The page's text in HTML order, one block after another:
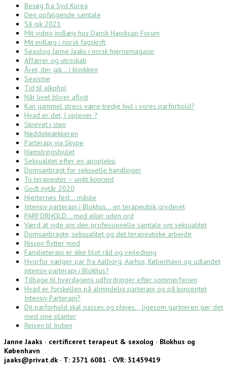
Besøg fra Syd Korea
Den opfølgende samtale
Så gik 2021
Mit video indlæg hos Dansk Handicap Forum
Mit indlæg i norsk fagskrift
Sexolog Janne Jaaks i norsk hjernemagasin
Affærer og utroskab
Året, der gik… i klinikken
Sexisme
Tid til alkohol
Når livet bliver aflyst
Kan gammel stress være tredje hjul i vores parforhold?
Hvad er det, I oplever ?
Skrevet i sten
Nøddeknækkeren
Parterapi via Skype
Hamstringshjulet
Seksualitet efter en apopleksi
Domsanbragt for seksuelle handlinger
To terapeuter – unikt koncept
Godt nytår 2020
Hjerternes fest… måske
Intensiv parterapi i Blokhus… en terapeutisk gryderet
PARFORHOLD… med eller uden ord
Værd at vide om den professionelle samtale om seksualitet
Domsanbragte, seksualitet og det terapeutiske arbejde
Nissen flytter med
Familieterapi er ikke blot råd og vejledning
Hvorfor vælger par fra Aalborg, Aarhus, København og udlandet
intensiv parterapi i Blokhus?
Tilbage til hverdagens udfordringer efter sommerferien
Hvad er forskellen på almindelig parterapi og på konceptet
Intensiv Parterapi?
Dit parforhold skal passes og plejes.., ligesom gartneren gør det
med sine planter
Rejsen til Indien
Janne Jaaks · certificeret terapeut & sexolog · Blokhus og
København
jaaks@privat.dk · T: 2371 6081 · CVR: 31459419